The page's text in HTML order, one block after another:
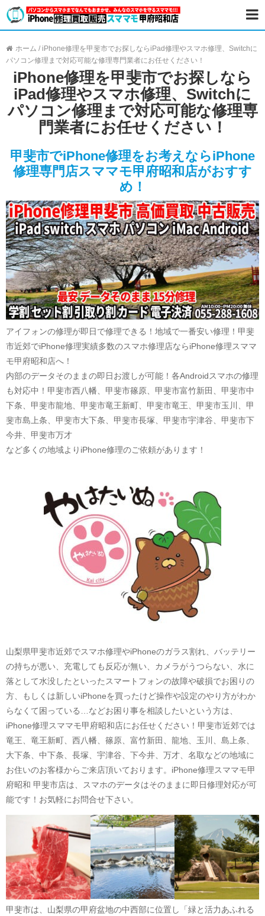
ホーム / iPhone修理を甲斐市でお探しならiPad修理やスマホ修理、Switchに
パソコン修理まで対応可能な修理専門業者にお任せください！
iPhone修理を甲斐市でお探しなら
iPad修理やスマホ修理、Switchに
パソコン修理まで対応可能な修理専
門業者にお任せください！
甲斐市でiPhone修理をお考えならiPhone
修理専門店スママモ甲府昭和店がおすす
め！
アイフォンの修理が即日で修理できる！地域で一番安い修理！甲斐
市近郊でiPhone修理実績多数のスマホ修理店ならiPhone修理スママ
モ甲府昭和店へ！
内部のデータそのままの即日お渡しが可能！各Androidスマホの修理
も対応中！甲斐市西八幡、甲斐市篠原、甲斐市富竹新田、甲斐市中
下条、甲斐市龍地、甲斐市竜王新町、甲斐市竜王、甲斐市玉川、甲
斐市島上条、甲斐市大下条、甲斐市長塚、甲斐市宇津谷、甲斐市下
今井、甲斐市万才
など多くの地域よりiPhone修理のご依頼があります！
山梨県甲斐市近郊でスマホ修理やiPhoneのガラス割れ、バッテリー
の持ちが悪い、充電しても反応が無い、カメラがうつらない、水に
落として水没したといったスマートフォンの故障や破損でお困りの
方、もしくは新しいiPhoneを買ったけど操作や設定のやり方がわか
らなくて困っている…などお困り事を相談したいという方は、
iPhone修理スママモ甲府昭和店にお任せください！甲斐市近郊では
竜王、竜王新町、西八幡、篠原、富竹新田、龍地、玉川、島上条、
大下条、中下条、長塚、宇津谷、下今井、万才、名取などの地域に
お住いのお客様からご来店頂いております。iPhone修理スママモ甲
府昭和 甲斐市店は、スマホのデータはそのままに即日修理対応が可
能です！お気軽にお問合せ下さい。
甲斐市は、山梨県の甲府盆地の中西部に位置し「緑と活力あふれる